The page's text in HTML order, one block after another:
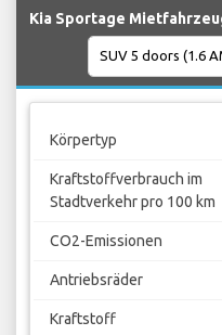
Kia Sportage
Körpertyp
Kraftstoffverbrauch im
Stadtverkehr pro 100 km
CO2-Emissionen
Antriebsräder
Kraftstoff